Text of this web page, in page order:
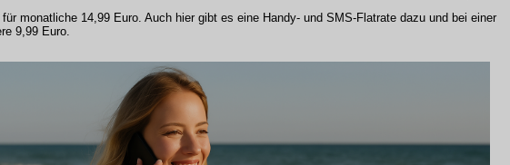
monatliche 14,99 Euro. Auch hier gibt es eine Handy- und SMS-Flatrate dazu und bei einer
9,99 Euro.